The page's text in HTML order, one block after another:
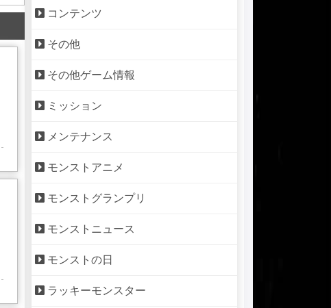
コンテンツ
その他
その他ゲーム情報
ミッション
メンテナンス
モンストアニメ
モンストグランプリ
モンストニュース
モンストの日
ラッキーモンスター